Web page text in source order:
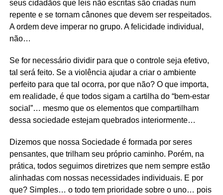
seus cidadãos que leis não escritas são criadas num
repente e se tornam cânones que devem ser respeitados.
A ordem deve imperar no grupo. A felicidade individual,
não…
Se for necessário dividir para que o controle seja efetivo,
tal será feito. Se a violência ajudar a criar o ambiente
perfeito para que tal ocorra, por que não? O que importa,
em realidade, é que todos sigam a cartilha do “bem-estar
social”… mesmo que os elementos que compartilham
dessa sociedade estejam quebrados interiormente…
Dizemos que nossa Sociedade é formada por seres
pensantes, que trilham seu próprio caminho. Porém, na
prática, todos seguimos diretrizes que nem sempre estão
alinhadas com nossas necessidades individuais. E por
que? Simples… o todo tem prioridade sobre o uno… pois